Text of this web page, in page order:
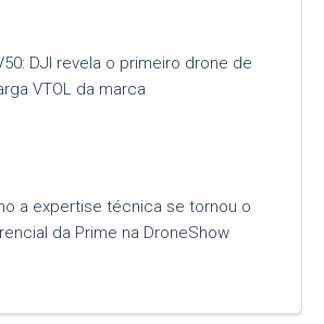
DJI revela o primeiro drone de
VTOL da marca
a expertise técnica se tornou o
da Prime na DroneShow